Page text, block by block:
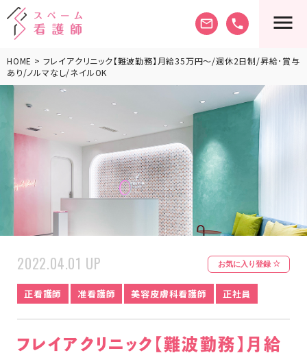
mail_outline phone
HOME > フレイアクリニック【難波勤務】月給35万円～/週休2日制/昇給･賞与
あり/ノルマなし/ネイルOK
お気に入り登録
2022.04.01 UP
正看護師 准看護師 美容皮膚科看護師 正社員
フレイアクリニック【難波勤務】月給